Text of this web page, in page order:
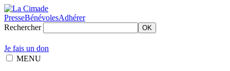
PresseBénévolesAdhérer
Rechercher
OK
Je fais un don
MENU